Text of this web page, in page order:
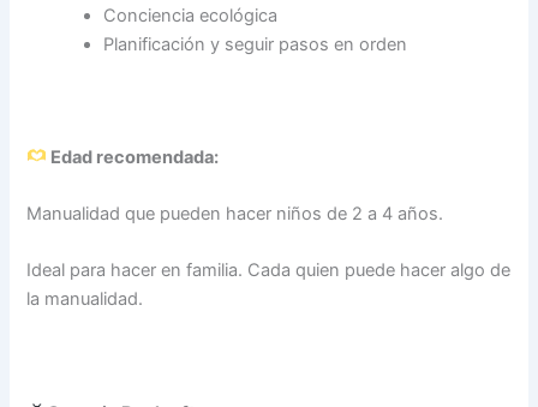
Conciencia ecológica
Planificación y seguir pasos en orden
Edad recomendada:
Manualidad que pueden hacer niños de 2 a 4 años.
Ideal para hacer en familia. Cada quien puede hacer algo de
la manualidad.